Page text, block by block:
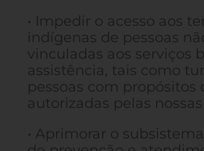
• Impedir o acesso aos
indígenas de pessoas
vinculadas aos serviços
assistência, tais como
pessoas com propósitos
autorizadas pelas
• Aprimorar o